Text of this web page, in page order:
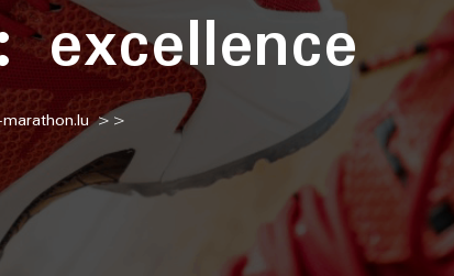
:excellence
>>